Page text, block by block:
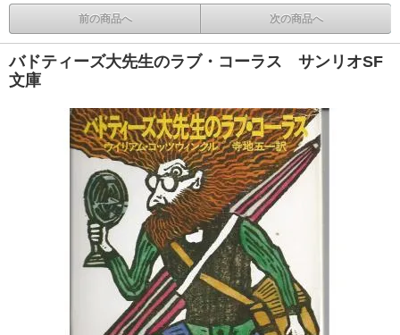
前の商品へ 次の商品へ
バドティーズ大先生のラブ・コーラス サンリオSF
文庫